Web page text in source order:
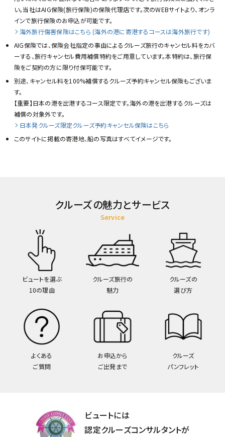
い。当社はAIG保険(旅行保険)の保険代理店です。次のWEBサイトより、オンラ
インで旅行保険のお申込が可能です。
海外旅行傷害保険はこちら (海外の港に寄港するコースは海外旅行です)
AIG保険では、保険会社指定の事由によるクルーズ旅行のキャンセル料をカバ
ーする、旅行キャンセル費用補償特約をご用意しています。本特約は、旅行保
険をご契約の方に限り付保可能です。
別途、キャンセル料を100%補償するクルーズ予約キャンセル保険もございま
す。
【重要】日本の港を出港するコース限定です。海外の港を出港するクルーズは
補償の対象外です。
日本発クルーズ限定クルーズ予約キャンセル保険はこちら
このサイトに掲載の寄港地、船の写真はすべてイメージです。
クルーズの魅力とサービス
Service
ビュートを選ぶ
10の理由
クルーズ旅行の
魅力
クルーズの
選び方
よくある
ご質問
お申込から
ご出発まで
クルーズ
パンフレット
ビュートには
認定クルーズコンサルタントが